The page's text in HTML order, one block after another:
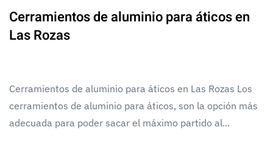
Cerramientos de aluminio para áticos en
Las Rozas
Cerramientos de aluminio para áticos en Las Rozas Los
cerramientos de aluminio para áticos, son la opción más
adecuada para poder sacar el máximo partido al...